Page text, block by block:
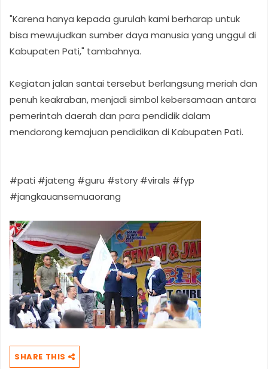
"Karena hanya kepada gurulah kami berharap untuk
bisa mewujudkan sumber daya manusia yang unggul di
Kabupaten Pati," tambahnya.
Kegiatan jalan santai tersebut berlangsung meriah dan
penuh keakraban, menjadi simbol kebersamaan antara
pemerintah daerah dan para pendidik dalam
mendorong kemajuan pendidikan di Kabupaten Pati.
#pati #jateng #guru #story #virals #fyp
#jangkauansemuaorang
SHARE THIS